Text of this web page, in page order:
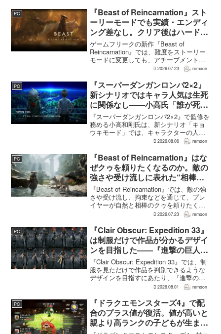
挙動、クールダウン時間、使いやすさが
見直され...
PC
『Beast of Reincarnation』スト
ーリーモードでも実績・エンディ
ング差なし。クリア後はハード超
えのNEW GAME+も
ゲームフリークの新作『Beast of
Reincarnation』では、難度をストーリー
モードに変更しても、アチーブメントや
収集要素、エンディングに違いはない。
難度のNEW GAME+も用意されてい
る。...
2026.07.23 remoon
PC
『スーパーダンガンロンパ2×2』
新シナリオではキャラ人気は生死
に関係なし――小高氏「誰が死ん
でもヘイトメールは送らないで」
『スーパーダンガンロンパ2×2』で監修を
務める小高和剛氏は、新シナリオ「キョ
ウキモード」では、キャラクターの人気
にかかわらず退場させるとRPG Siteのイ
作と変わることで、これまで見られなか
った一面がよ...
2026.08.06 remoon
PC
『Beast of Reincarnation』はな
ぜクゥを頼りたくなるのか。敵の
強さや受け流しに表れた“相棒と
の共闘”設計
『Beast of Reincarnation』では、敵の強
さや受け流し、拘束などを通じて、プレ
イヤーが自然と相棒のクゥを頼りたくな
る戦闘が設計されている。そうした設計
ナリオライターを務めるゲームフリー
ク...
2026.07.23 remoon
PC
『Clair Obscur: Expedition 33』
は制服だけで作品が分かるデザイ
ンを目指した――『進撃の巨人』
の制服と『BLEACH』のキャラ
造形が影響
『Clair Obscur: Expedition 33』では、制
服を見ただけで作品を判別できるような
デザインを目指すにあたり、『進撃の巨
人』を参考にしたという。あわせて、キ
ルで印象に残るデザインから...
2026.08.01 remoon
PC
『ドラクエモンスターズ4』で配
合のプラス値が復活。値が高いと
親より高ランクの子どもが生まれ